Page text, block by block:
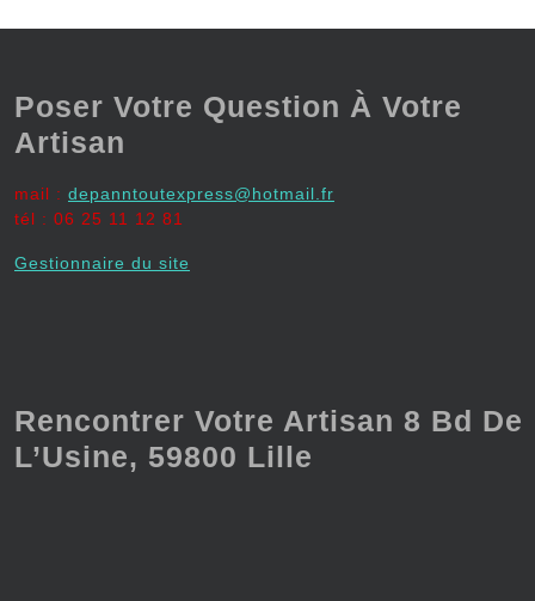
Poser Votre Question À Votre
Artisan
mail : depanntoutexpress@hotmail.fr
tél : 06 25 11 12 81
Gestionnaire du site
Rencontrer Votre Artisan 8 Bd De
L’Usine, 59800 Lille